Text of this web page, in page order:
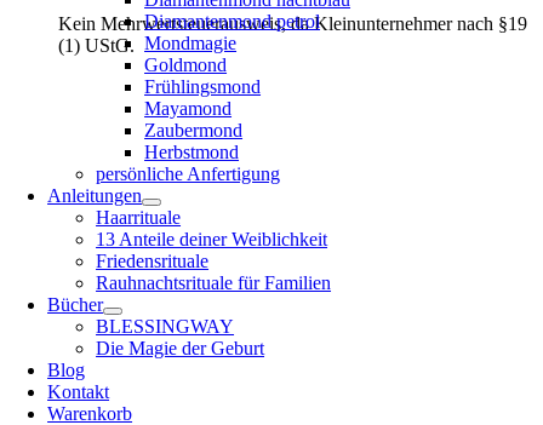
Diamantenmond petrol
Mondmagie
Goldmond
Frühlingsmond
Mayamond
Zaubermond
Herbstmond
persönliche Anfertigung
Anleitungen
Haarrituale
13 Anteile deiner Weiblichkeit
Friedensrituale
Rauhnachtsrituale für Familien
Bücher
BLESSINGWAY
Die Magie der Geburt
Blog
Kontakt
Warenkorb
Kein Mehrwertsteuerausweis, da Kleinunternehmer nach §19
(1) UStG.